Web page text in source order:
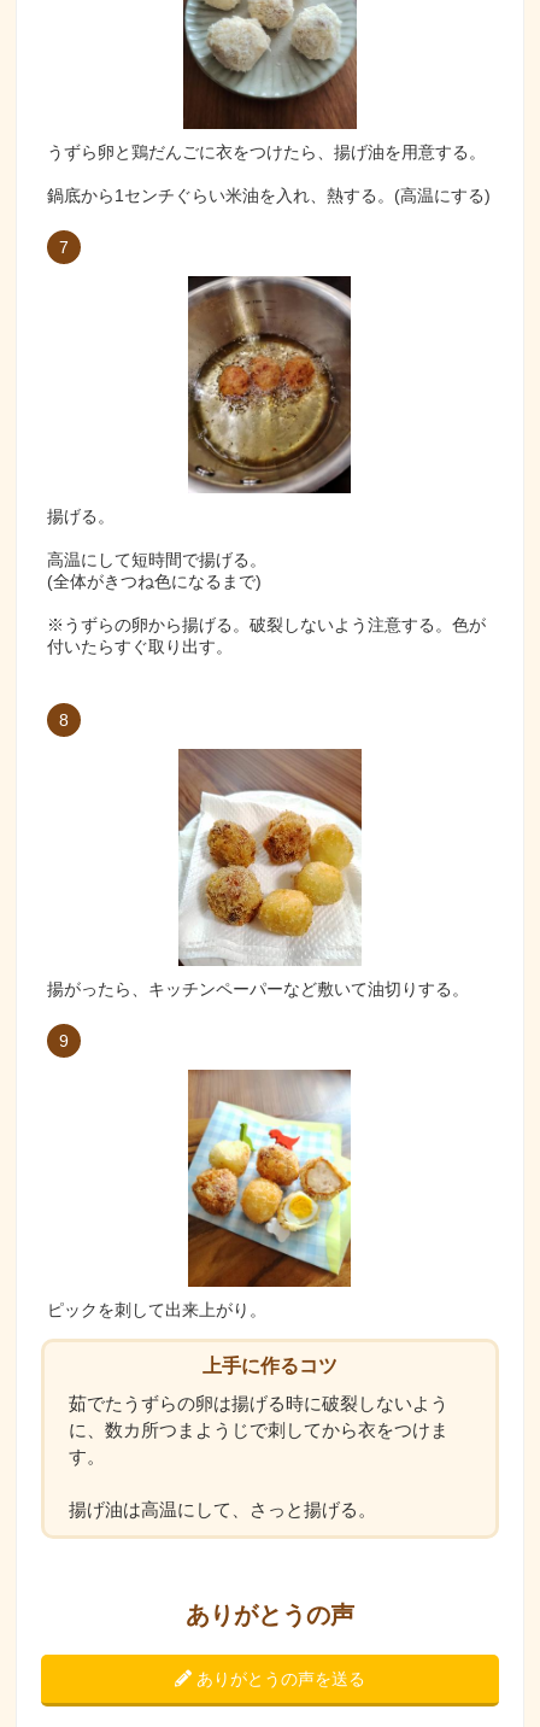
うずら卵と鶏だんごに衣をつけたら、揚げ油を用意する。
鍋底から1センチぐらい米油を入れ、熱する。(高温にする)
7
揚げる。
高温にして短時間で揚げる。
(全体がきつね色になるまで)
※うずらの卵から揚げる。破裂しないよう注意する。色が
付いたらすぐ取り出す。
8
揚がったら、キッチンペーパーなど敷いて油切りする。
9
ピックを刺して出来上がり。
上手に作るコツ
茹でたうずらの卵は揚げる時に破裂しないよう
に、数カ所つまようじで刺してから衣をつけま
す。
揚げ油は高温にして、さっと揚げる。
ありがとうの声
ありがとうの声を送る